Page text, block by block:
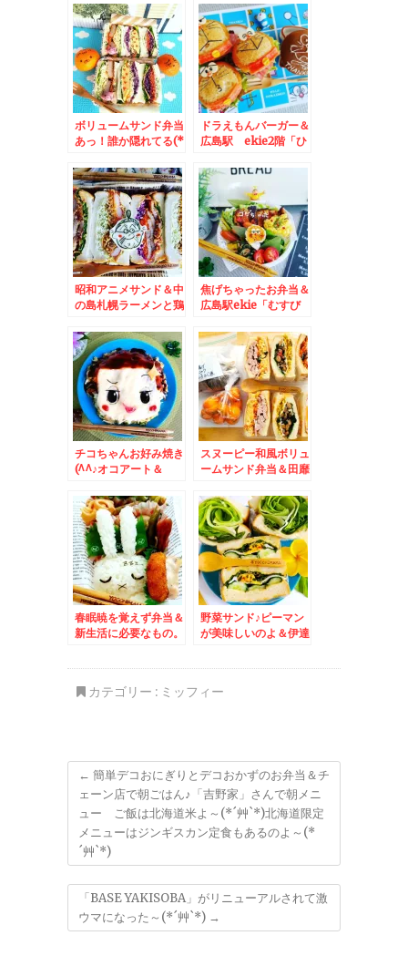
んの「三色団子」(*
´艸`*)
賀新年♪
ボリュームサンド弁当
あっ！誰か隠れてる(*
「よもだそば」さんの
誘惑に負ける「ｃ朝カ
レーセット」
ドラえもんバーガー＆
広島駅 ekie2階「ひ
龍」さんの絶品「ホル
モン天ぷら」ekie店
限定「汁なし担々麺」
などなど絶品でリーズ
ナブルすぎるっ！！
昭和アニメサンド＆中
の島札幌ラーメンと鶏
飛燕」さんの金曜日の
「魅惑の濃厚味噌らー
めん」(*´艸`*)
焦げちゃったお弁当＆
広島駅ekie「むすび
んの「こぶうどん」お
出汁おいしすぎ
る！！！！！
チコちゃんお好み焼き
(^^♪オコアート＆
爵」さんの「チキンカ
レー」「ブロッコリー
角煮」追加トッピング
(*´艸`*)美味♪
スヌーピー和風ボリュ
ームサンド弁当＆田靡
麺」「細造 白絹乃
糸」がすごすぎたぁぁ
ぁ♪
春眠暁を覚えず弁当＆
新生活に必要なもの。
野菜サンド♪ピーマン
が美味しいのよ＆伊達
ワンコインでお得で美
カテゴリー : ミッフィー
← 簡単デコおにぎりとデコおかずのお弁当＆チ
ェーン店で朝ごはん♪「吉野家」さんで朝メニ
ュー ご飯は北海道米よ～(*´艸`*)北海道限定
メニューはジンギスカン定食もあるのよ～(*
´艸`*)
「BASE YAKISOBA」がリニューアルされて激
ウマになった～(*´艸`*) →